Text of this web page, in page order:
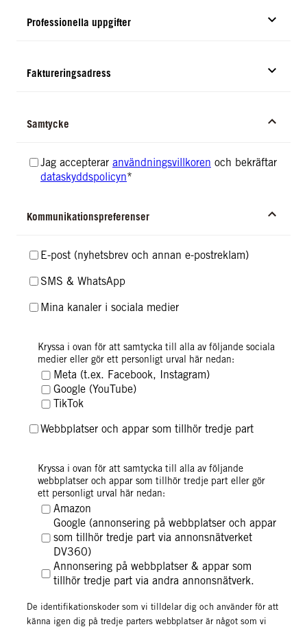
Professionella uppgifter
Faktureringsadress
Samtycke
Jag accepterar användningsvillkoren och bekräftar
dataskyddspolicyn*
Kommunikationspreferenser
E-post (nyhetsbrev och annan e-postreklam)
SMS & WhatsApp
Mina kanaler i sociala medier
nätverket dina uppgifter, som vi kan komplettera med din e-
postadress/andra identifierare (i förekommande fall i hashat
format) utöver de ovan nämnda uppgifterna för
personanpassning och uppgifter om identifierade
egenskaper och intressen. För mer information, vänligen läs
vår Dataskyddspolicy
Kryssa i ovan för att samtycka till alla av följande sociala
medier eller gör ett personligt urval här nedan:
Meta (t.ex. Facebook, Instagram)
Google (YouTube)
TikTok
Webbplatser och appar som tillhör tredje part
annonsnätverket/webbplatsen dina uppgifter, som vi kan
komplettera med din e-postadress/andra identifierare (i
förekommande fall i hashat format) utöver de ovan nämnda
uppgifterna för personanpassning och uppgifter om
identifierade egenskaper och intressen.
Kryssa i ovan för att samtycka till alla av följande
webbplatser och appar som tillhör tredje part eller gör
ett personligt urval här nedan:
Amazon
Google (annonsering på webbplatser och appar
som tillhör tredje part via annonsnätverket
DV360)
Annonsering på webbplatser & appar som
tillhör tredje part via andra annonsnätverk.
De identifikationskoder som vi tilldelar dig och använder för att
känna igen dig på tredje parters webbplatser är något som vi